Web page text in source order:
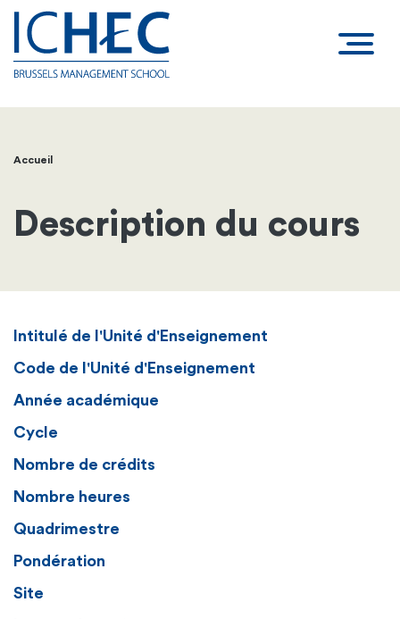
Fil
d'Ariane
Accueil
Description du cours
Intitulé de l'Unité d'Enseignement
Code de l'Unité d'Enseignement
Année académique
Cycle
Nombre de crédits
Nombre heures
Quadrimestre
Pondération
Site